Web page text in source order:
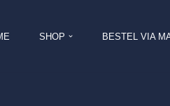
SHOP BESTEL VIA